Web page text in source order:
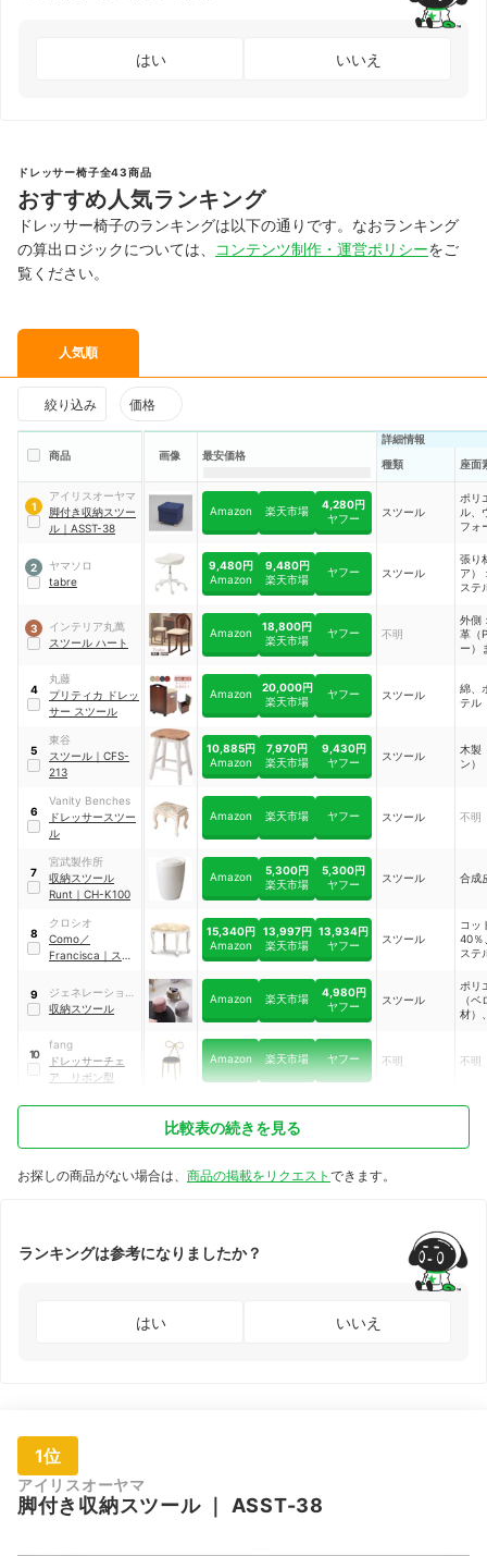
はい いいえ
ドレッサー椅子全43商品
おすすめ人気ランキング
ドレッサー椅子のランキングは以下の通りです。なおランキング
の算出ロジックについては、
コンテンツ制作・運営ポリシーをご
覧ください。
人気順
絞り込み 価格
商品 画像 最安価格
詳細情報
種類
座面
1
アイリスオーヤマ
脚付き収納スツー
ル ｜ ASST-38
Amazon 楽天市場
4,280円
ヤフー
スツール
ポリ
ル、
フォ
ロピ
2
ヤマソロ
tabre
9,480円
Amazon
9,480円
楽天市場
ヤフー スツール
張り
ア）
ステ
ウレ
3
インテリア丸萬
スツール ハート
Amazon
18,800円
楽天市場
ヤフー 不明
外側
革（
ー）
／内
発ウ
4
丸藤
プリティカ ドレッ
サー スツール
Amazon
20,000円
楽天市場
ヤフー スツール
綿、
テル
5
東谷
スツール ｜ CFS-
213
10,885円
Amazon
7,970円
楽天市場
9,430円
ヤフー
スツール
木製
ン）
6
Vanity Benches
ドレッサースツー
ル
Amazon 楽天市場 ヤフー スツール 不明
7
宮武製作所
収納スツール
Runt ｜ CH-K100
Amazon
5,300円
楽天市場
5,300円
ヤフー
スツール 合成
8
クロシオ
Como／
Francisca ｜ スツ
15,340円
Amazon
13,997円
楽天市場
13,934円
ヤフー
スツール
コッ
40％
ステ
9
ジェネレーション
パス
収納スツール
Amazon 楽天市場
4,980円
ヤフー
スツール
ポリ
（
材）
ーム
10
fang
ドレッサーチェ
ア リボン型
Amazon 楽天市場 ヤフー 不明 不明
比較表の続きを見る
お探しの商品がない場合は、 商品の掲載をリクエスト できます。
ランキングは参考になりましたか？
はい いいえ
1位
アイリスオーヤマ
脚付き収納スツール｜ ASST-38